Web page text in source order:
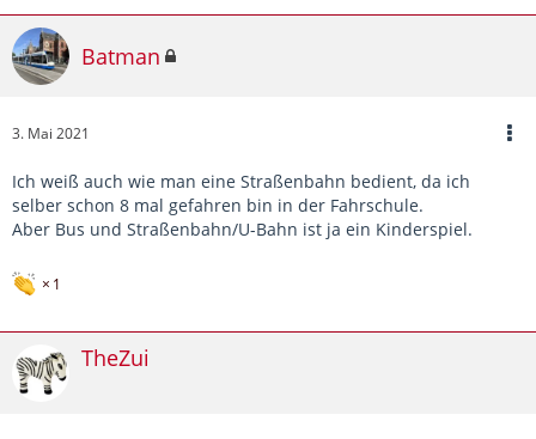
Batman
3. Mai 2021
Ich weiß auch wie man eine Straßenbahn bedient, da ich
selber schon 8 mal gefahren bin in der Fahrschule.
Aber Bus und Straßenbahn/U-Bahn ist ja ein Kinderspiel.
1
TheZui